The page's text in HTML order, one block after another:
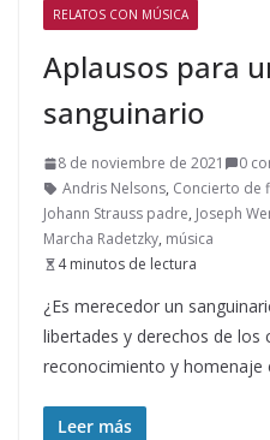
RELATOS CON MÚSICA
Aplausos para
sanguinario
8 de noviembre de 2021
0
Andris Nelsons, Concierto de
Johann Strauss padre, Joseph
Marcha Radetzky, música
4 minutos de lectura
¿Es merecedor un
libertades y derechos de los
reconocimiento y homenaje
Leer más